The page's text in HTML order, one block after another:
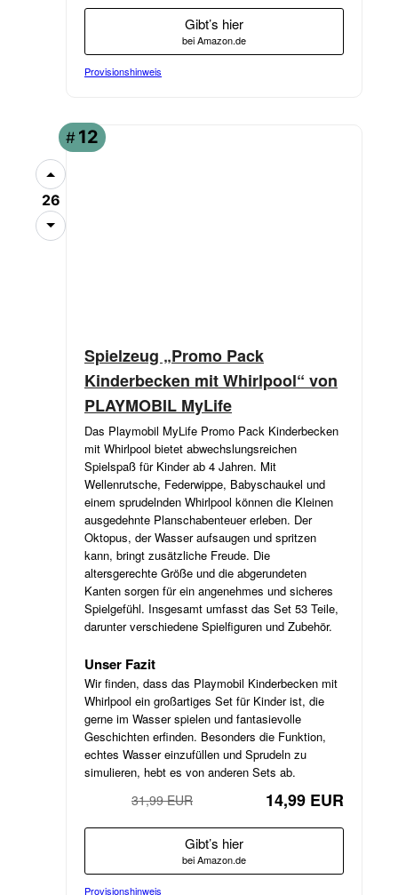
Gibt’s hier
bei Amazon.de
Provisionshinweis
# 12
26
Spielzeug „Promo Pack
Kinderbecken mit Whirlpool“ von
PLAYMOBIL MyLife
Das Playmobil MyLife Promo Pack Kinderbecken
mit Whirlpool bietet abwechslungsreichen
Spielspaß für Kinder ab 4 Jahren. Mit
Wellenrutsche, Federwippe, Babyschaukel und
einem sprudelnden Whirlpool können die Kleinen
ausgedehnte Planschabenteuer erleben. Der
Oktopus, der Wasser aufsaugen und spritzen
kann, bringt zusätzliche Freude. Die
altersgerechte Größe und die abgerundeten
Kanten sorgen für ein angenehmes und sicheres
Spielgefühl. Insgesamt umfasst das Set 53 Teile,
darunter verschiedene Spielfiguren und Zubehör.
Unser Fazit
Wir finden, dass das Playmobil Kinderbecken mit
Whirlpool ein großartiges Set für Kinder ist, die
gerne im Wasser spielen und fantasievolle
Geschichten erfinden. Besonders die Funktion,
echtes Wasser einzufüllen und Sprudeln zu
simulieren, hebt es von anderen Sets ab.
31,99 EUR 14,99 EUR
Gibt’s hier
bei Amazon.de
Provisionshinweis